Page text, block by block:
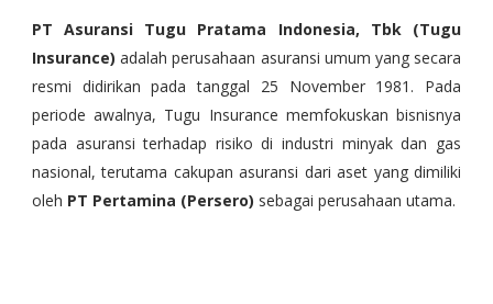
PT Asuransi Tugu Pratama Indonesia, Tbk (Tugu
Insurance)adalah perusahaan asuransi umum yang secara
resmi didirikan pada tanggal 25 November 1981. Pada
periode awalnya, Tugu Insurance memfokuskan bisnisnya
pada asuransi terhadap risiko di industri minyak dan gas
nasional, terutama cakupan asuransi dari aset yang dimiliki
oleh PT Pertamina (Persero) sebagai perusahaan utama.